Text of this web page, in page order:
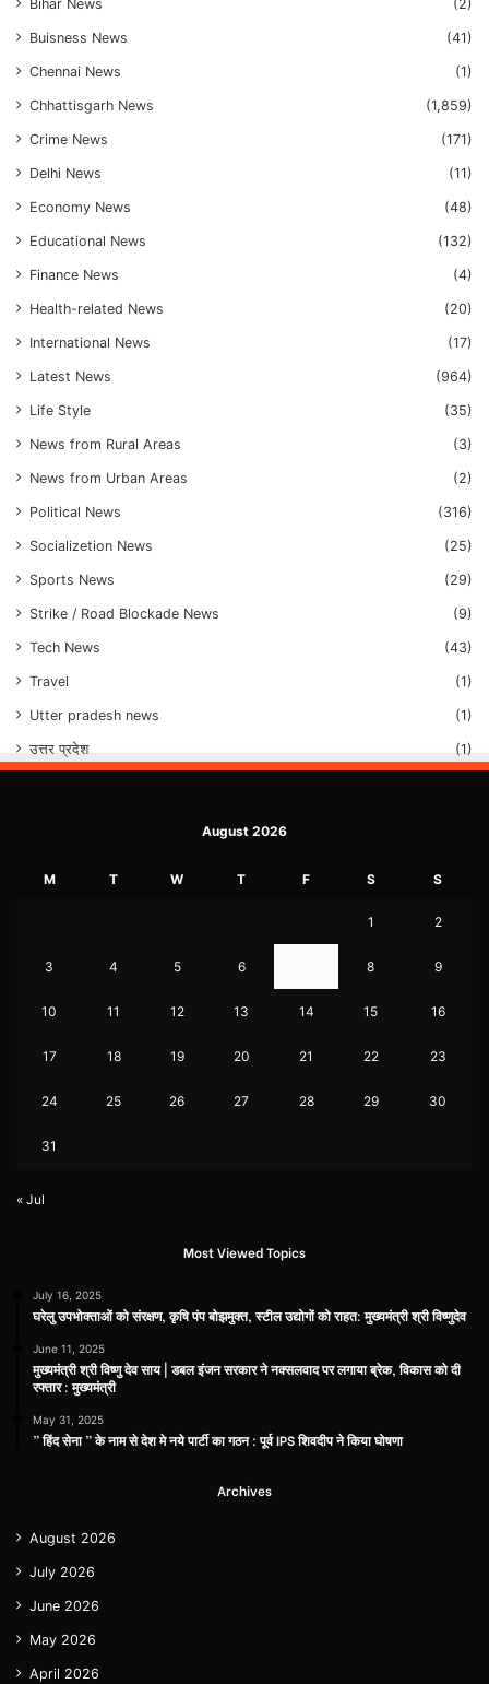
Bihar News (2)
Buisness News (41)
Chennai News (1)
Chhattisgarh News (1,859)
Crime News (171)
Delhi News (11)
Economy News (48)
Educational News (132)
Finance News (4)
Health-related News (20)
International News (17)
Latest News (964)
Life Style (35)
News from Rural Areas (3)
News from Urban Areas (2)
Political News (316)
Socializetion News (25)
Sports News (29)
Strike / Road Blockade News (9)
Tech News (43)
Travel (1)
Utter pradesh news (1)
उत्तर प्रदेश (1)
August 2026
M T W T F S S
1 2
3 4 5 6 8 9
10 11 12 13 14 15 16
17 18 19 20 21 22 23
24 25 26 27 28 29 30
31
« Jul
Most Viewed Topics
July 16, 2025
घरेलु उपभोक्ताओं को संरक्षण, कृषि पंप बोझमुक्त, स्टील उद्योगों को राहत: मुख्यमंत्री श्री विष्णुदेव
June 11, 2025
मुख्यमंत्री श्री विष्णु देव साय | डबल इंजन सरकार ने नक्सलवाद पर लगाया ब्रेक, विकास को दी
रफ्तार : मुख्यमंत्री
May 31, 2025
” हिंद सेना ” के नाम से देश मे नये पार्टी का गठन : पूर्व IPS शिवदीप ने किया घोषणा
Archives
August 2026
July 2026
June 2026
May 2026
April 2026